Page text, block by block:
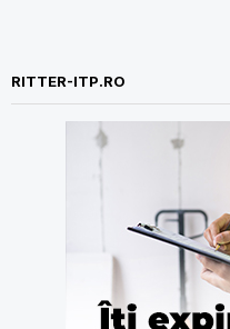
RITTER-ITP.RO